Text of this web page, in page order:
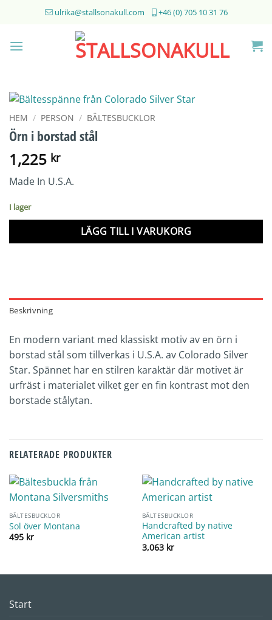
ulrika@stallsonakull.com +46 (0) 705 10 31 76
HEM / PERSON / BÄLTESBUCKLOR
Örn i borstad stål
1,225 kr
Made In U.S.A.
I lager
LÄGG TILL I VARUKORG
Beskrivning
En modern variant med klassiskt motiv av en örn i
borstad stål som tillverkas i U.S.A. av Colorado Silver
Star. Spännet har en stilren karaktär där motivet är
urfräst i materialet vilket ger en fin kontrast mot den
borstade stålytan.
RELATERADE PRODUKTER
BÄLTESBUCKLOR
Sol över Montana
495 kr
BÄLTESBUCKLOR
Handcrafted by native
American artist
3,063 kr
Start